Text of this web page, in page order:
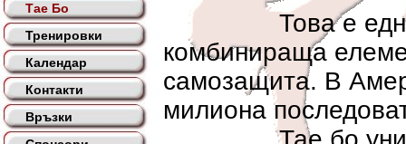
Тае Бо
Тренировки
Календар
Контакти
Връзки
Това е една
комбинираща
самозащита. В
милиона